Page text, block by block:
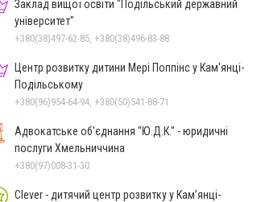
Заклад вищої освіти "Подільський державний
університет"
+380(38)497-62-85, +380(38)496-83-88
Центр розвитку дитини Мері Поппінс у Кам'янці-
Подільському
+380(96)954-64-94, +380(50)541-88-71
Адвокатське об'єднання "Ю.Д.К." - юридичні
послуги Хмельниччина
+380(97)008-31-30
Clever - дитячий центр розвитку у Кам’янці-